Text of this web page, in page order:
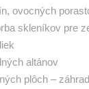
ovocných
skleníkov pre
altánov
plôch –